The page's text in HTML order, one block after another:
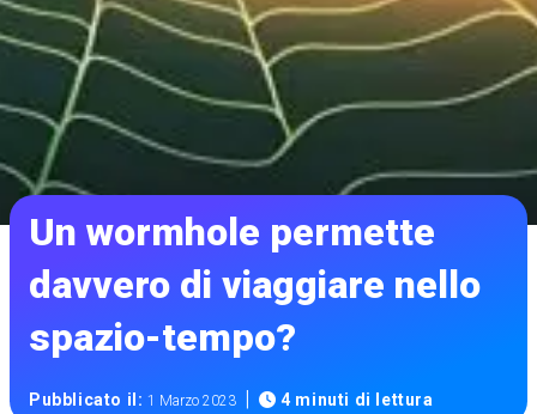
Un wormhole permette
davvero di viaggiare nello
spazio-tempo?
Pubblicato il:1 Marzo 2023 | 4 minuti di lettura